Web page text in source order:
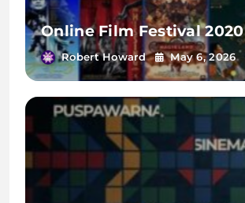
Online Film Festival 2020
Robert Howard May 6, 2026